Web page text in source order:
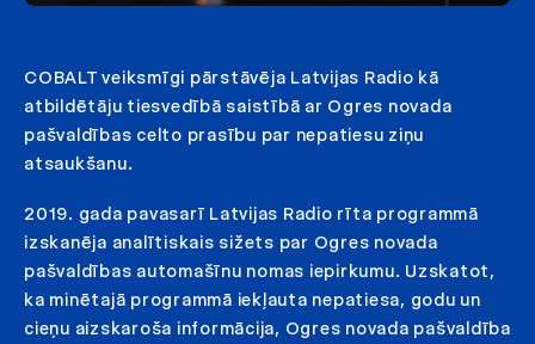
COBALT veiksmīgi pārstāvēja Latvijas Radio kā
atbildētāju tiesvedībā saistībā ar Ogres novada
pašvaldības celto prasību par nepatiesu ziņu
atsaukšanu.
2019. gada pavasarī Latvijas Radio rīta programmā
izskanēja analītiskais sižets par Ogres novada
pašvaldības automašīnu nomas iepirkumu. Uzskatot,
ka minētajā programmā iekļauta nepatiesa, godu un
cieņu aizskaroša informācija, Ogres novada pašvaldība